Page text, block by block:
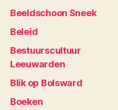
Beeldschoon Sneek
Beleid
Bestuurscultuur
Leeuwarden
Blik op Bolsward
Boeken